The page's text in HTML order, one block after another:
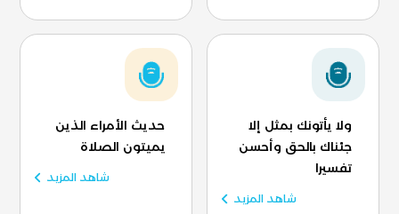
ولا يأتونك بمثل إلا
جئناك بالحق وأحسن
تفسيرا
شاهد المزيد
حديث الأمراء الذين
يميتون الصلاة
شاهد المزيد